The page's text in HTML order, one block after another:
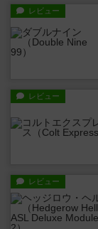
レビュー
レビュー
レビュー